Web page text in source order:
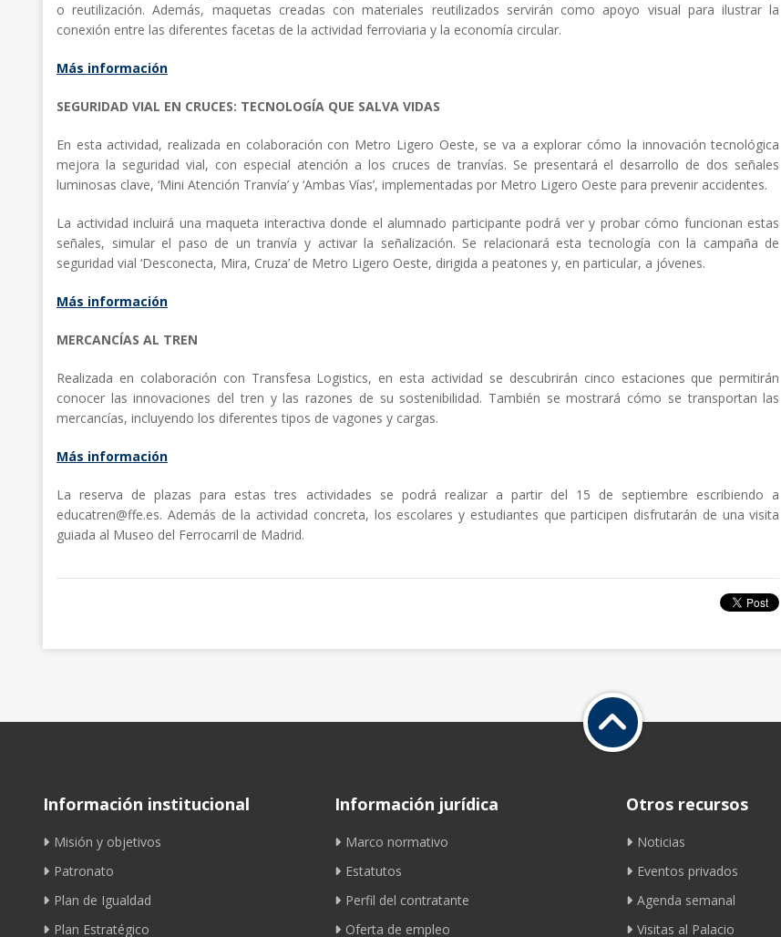
o reutilización. Además, maquetas creadas con materiales reutilizados servirán como apoyo visual para ilustrar la
conexión entre las diferentes facetas de la actividad ferroviaria y la economía circular.
Más información
SEGURIDAD VIAL EN CRUCES: TECNOLOGÍA QUE SALVA VIDAS
En esta actividad, realizada en colaboración con Metro Ligero Oeste, se va a explorar cómo la innovación tecnológica
mejora la seguridad vial, con especial atención a los cruces de tranvías. Se presentará el desarrollo de dos señales
luminosas clave, ‘Mini Atención Tranvía’ y ‘Ambas Vías’, implementadas por Metro Ligero Oeste para prevenir accidentes.
La actividad incluirá una maqueta interactiva donde el alumnado participante podrá ver y probar cómo funcionan estas
señales, simular el paso de un tranvía y activar la señalización. Se relacionará esta tecnología con la campaña de
seguridad vial ‘Desconecta, Mira, Cruza’ de Metro Ligero Oeste, dirigida a peatones y, en particular, a jóvenes.
Más información
MERCANCÍAS AL TREN
Realizada en colaboración con Transfesa Logistics, en esta actividad se descubrirán cinco estaciones que permitirán
conocer las innovaciones del tren y las razones de su sostenibilidad. También se mostrará cómo se transportan las
mercancías, incluyendo los diferentes tipos de vagones y cargas.
Más información
La reserva de plazas para estas tres actividades se podrá realizar a partir del 15 de septiembre escribiendo a
educatren@ffe.es. Además de la actividad concreta, los escolares y estudiantes que participen disfrutarán de una visita
guiada al Museo del Ferrocarril de Madrid.
Información institucional
Misión y objetivos
Patronato
Plan de Igualdad
Plan Estratégico
Información jurídica
Marco normativo
Estatutos
Perfil del contratante
Oferta de empleo
Otros recursos
Noticias
Eventos privados
Agenda semanal
Visitas al Palacio